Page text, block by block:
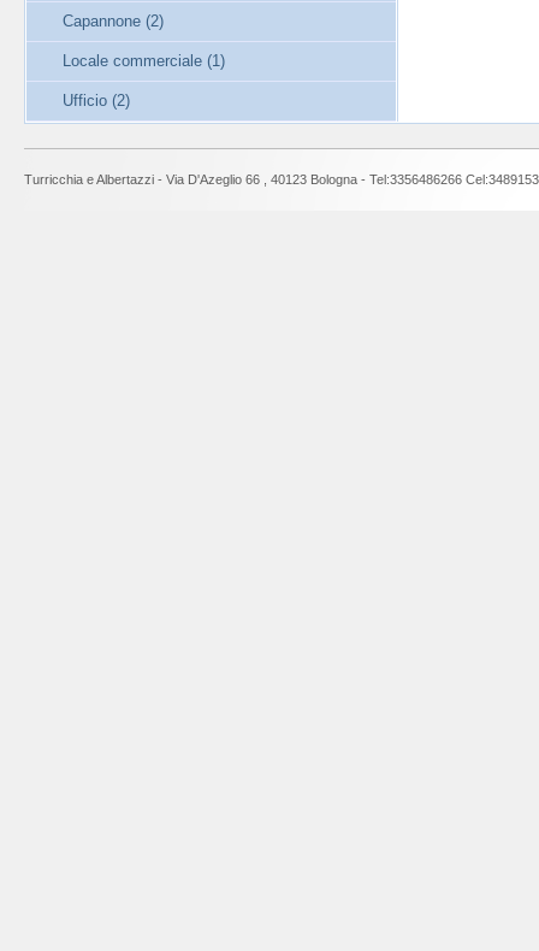
Capannone (2)
Locale commerciale (1)
Ufficio (2)
Turricchia e Albertazzi - Via D'Azeglio 66 , 40123 Bologna - Tel:3356486266